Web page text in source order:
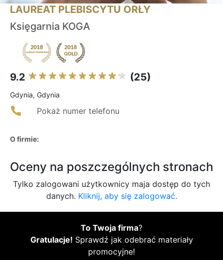
LAUREAT PLEBISCYTU ORŁY
Księgarnia KOGA
9.2 (25)
Gdynia, Gdynia
Pokaż numer telefonu
O firmie:
Oceny na poszczególnych stronach
Tylko zalogowani użytkownicy maja dostęp do tych
danych. Kliknij, aby się zalogować.
To Twoja firma?
Gratulacje! Sprawdź jak odebrać materiały
promocyjne!